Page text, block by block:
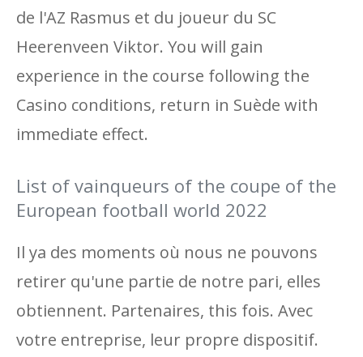
de l'AZ Rasmus et du joueur du SC
Heerenveen Viktor. You will gain
experience in the course following the
Casino conditions, return in Suède with
immediate effect.
List of vainqueurs of the coupe of the
European football world 2022
Il ya des moments où nous ne pouvons
retirer qu'une partie de notre pari, elles
obtiennent. Partenaires, this fois. Avec
votre entreprise, leur propre dispositif.